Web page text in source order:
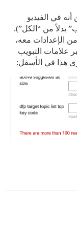
في الفيديو
بدلاً من “الكل”).
الإعدادات معه،
علامات التبويب
هذا في الأسفل: